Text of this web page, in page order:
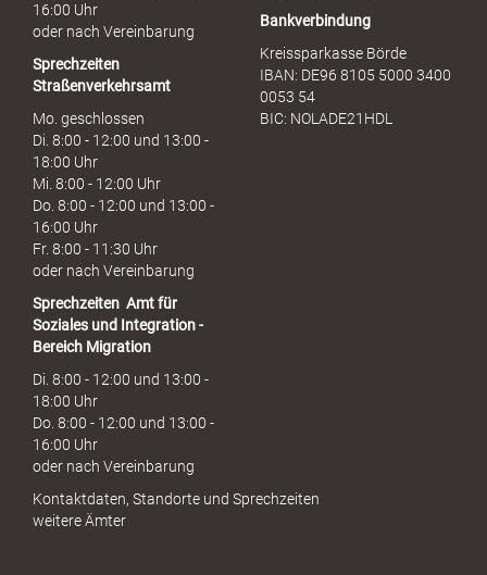
16:00 Uhr
oder nach Vereinbarung
Sprechzeiten
Straßenverkehrsamt
Mo. geschlossen
Di. 8:00 - 12:00 und 13:00 -
18:00 Uhr
Mi. 8:00 - 12:00 Uhr
Do. 8:00 - 12:00 und 13:00 -
16:00 Uhr
Fr. 8:00 - 11:30 Uhr
oder nach Vereinbarung
Sprechzeiten Amt für
Soziales und Integration -
Bereich Migration
Di. 8:00 - 12:00 und 13:00 -
18:00 Uhr
Do. 8:00 - 12:00 und 13:00 -
16:00 Uhr
oder nach Vereinbarung
Bankverbindung
Kreissparkasse Börde
IBAN: DE96 8105 5000 3400
0053 54
BIC: NOLADE21HDL
Kontaktdaten, Standorte und Sprechzeiten
weitere Ämter